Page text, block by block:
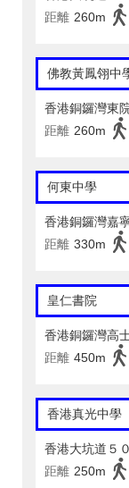
距離 260m
佛教黃鳳翎中
香港銅鑼灣東
距離 260m
何東中學
香港銅鑼灣嘉
距離 330m
皇仁書院
香港銅鑼灣高
距離 450m
香港真光中學
香港大坑道５
距離 250m